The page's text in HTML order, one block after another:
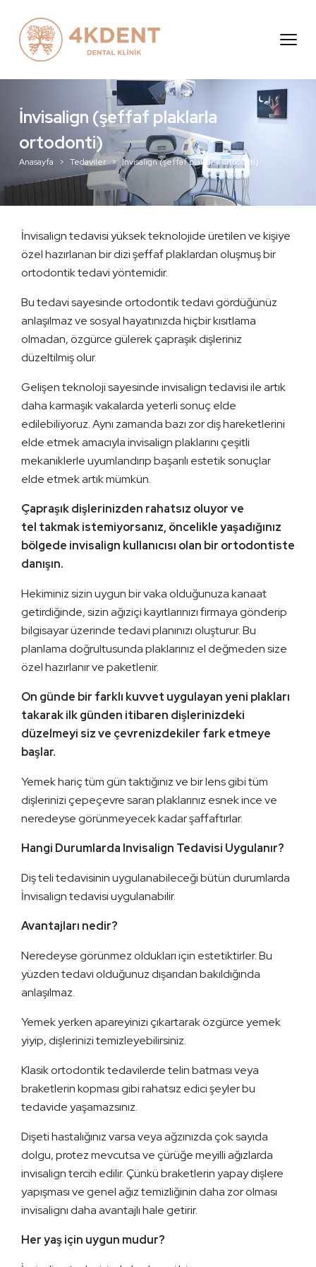
İnvisalign (şeffaf plaklarla
ortodonti)
Anasayfa Tedaviler İnvisalign (şeffaf plaklarla ortodonti)
İnvisalign tedavisi yüksek teknolojide üretilen ve kişiye
özel hazırlanan bir dizi şeffaf plaklardan oluşmuş bir
ortodontik tedavi yöntemidir.
Bu tedavi sayesinde ortodontik tedavi gördüğünüz
anlaşılmaz ve sosyal hayatınızda hiçbir kısıtlama
olmadan, özgürce gülerek çapraşık dişleriniz
düzeltilmiş olur.
Gelişen teknoloji sayesinde invisalign tedavisi ile artık
daha karmaşık vakalarda yeterli sonuç elde
edilebiliyoruz. Aynı zamanda bazı zor diş hareketlerini
elde etmek amacıyla invisalign plaklarını çeşitli
mekaniklerle uyumlandırıp başarılı estetik sonuçlar
elde etmek artık mümkün.
Çapraşık dişlerinizden rahatsız oluyor ve
tel takmak istemiyorsanız, öncelikle yaşadığınız
bölgede invisalign kullanıcısı olan bir ortodontiste
danışın.
Hekiminiz sizin uygun bir vaka olduğunuza kanaat
getirdiğinde, sizin ağıziçi kayıtlarınızı firmaya gönderip
bilgisayar üzerinde tedavi planınızı oluşturur. Bu
planlama doğrultusunda plaklarınız el değmeden size
özel hazırlanır ve paketlenir.
On günde bir farklı kuvvet uygulayan yeni plakları
takarak ilk günden itibaren dişlerinizdeki
düzelmeyi siz ve çevrenizdekiler fark etmeye
başlar.
Yemek hariç tüm gün taktığınız ve bir lens gibi tüm
dişlerinizi çepeçevre saran plaklarınız esnek ince ve
neredeyse görünmeyecek kadar şaffaftırlar.
Hangi Durumlarda Invisalign Tedavisi Uygulanır?
Diş teli tedavisinin uygulanabileceği bütün durumlarda
İnvisalign tedavisi uygulanabilir.
Avantajları nedir?
Neredeyse görünmez oldukları için estetiktirler. Bu
yüzden tedavi olduğunuz dışarıdan bakıldığında
anlaşılmaz.
Yemek yerken apareyinizi çıkartarak özgürce yemek
yiyip, dişlerinizi temizleyebilirsiniz.
Klasik ortodontik tedavilerde telin batması veya
braketlerin kopması gibi rahatsız edici şeyler bu
tedavide yaşamazsınız.
Dişeti hastalığınız varsa veya ağzınızda çok sayıda
dolgu, protez mevcutsa ve çürüğe meyilli ağızlarda
invisalign tercih edilir. Çünkü braketlerin yapay dişlere
yapışması ve genel ağız temizliğinin daha zor olması
invisalignı daha avantajlı hale getirir.
Her yaş için uygun mudur?